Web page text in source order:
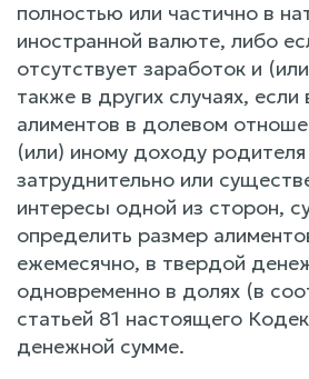
полностью или частично в
иностранной валюте, либо
отсутствует заработок и
также в других случаях, если
алиментов в долевом
(или) иному доходу
затруднительно или
интересы одной из сторон,
определить размер
ежемесячно, в твердой
одновременно в долях (в
статьей 81 настоящего
денежной сумме.